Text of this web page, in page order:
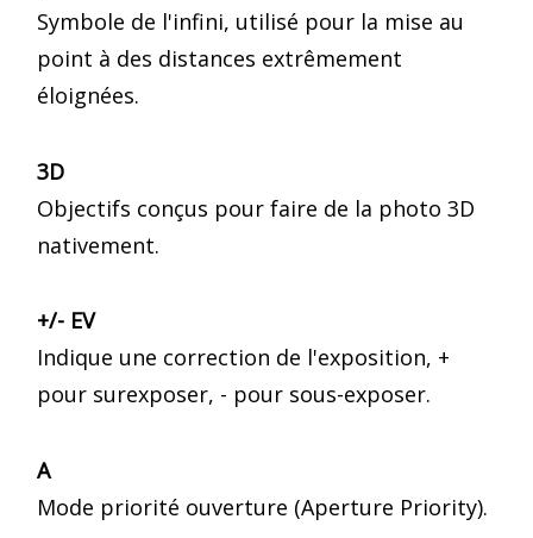
Symbole de l'infini, utilisé pour la mise au
point à des distances extrêmement
éloignées.
3D
Objectifs conçus pour faire de la photo 3D
nativement.
+/- EV
Indique une correction de l'exposition, +
pour surexposer, - pour sous-exposer.
A
Mode priorité ouverture (Aperture Priority).